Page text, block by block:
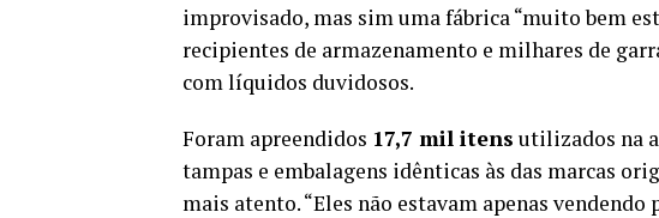
improvisado, mas sim uma fábrica “muito bem
recipientes de armazenamento e milhares de
com líquidos duvidosos.
Foram apreendidos 17,7 mil itens utilizados na
tampas e embalagens idênticas às das marcas
mais atento. “Eles não estavam apenas